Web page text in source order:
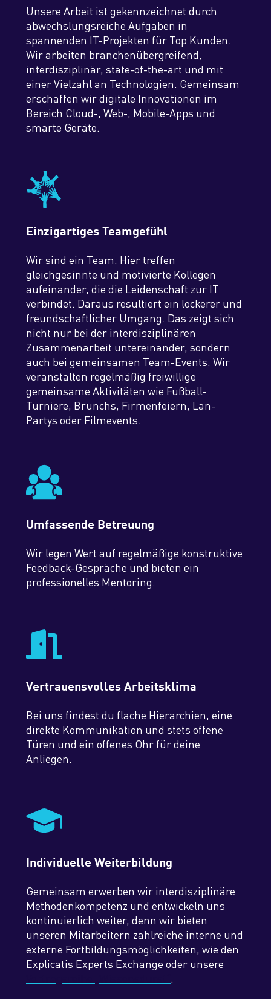
Unsere Arbeit ist gekennzeichnet durch
abwechslungsreiche Aufgaben in
spannenden IT-Projekten für Top Kunden.
Wir arbeiten branchenübergreifend,
interdisziplinär, state-of-the-art und mit
einer Vielzahl an Technologien. Gemeinsam
erschaffen wir digitale Innovationen im
Bereich Cloud-, Web-, Mobile-Apps und
smarte Geräte.
Einzigartiges Teamgefühl
Wir sind ein Team. Hier treffen
gleichgesinnte und motivierte Kollegen
aufeinander, die die Leidenschaft zur IT
verbindet. Daraus resultiert ein lockerer und
freundschaftlicher Umgang. Das zeigt sich
nicht nur bei der interdisziplinären
Zusammenarbeit untereinander, sondern
auch bei gemeinsamen Team-Events. Wir
veranstalten regelmäßig freiwillige
gemeinsame Aktivitäten wie Fußball-
Turniere, Brunchs, Firmenfeiern, Lan-
Partys oder Filmevents.
Umfassende Betreuung
Wir legen Wert auf regelmäßige konstruktive
Feedback-Gespräche und bieten ein
professionelles Mentoring.
Vertrauensvolles Arbeitsklima
Bei uns findest du flache Hierarchien, eine
direkte Kommunikation und stets offene
Türen und ein offenes Ohr für deine
Anliegen.
Individuelle Weiterbildung
Gemeinsam erwerben wir interdisziplinäre
Methodenkompetenz und entwickeln uns
kontinuierlich weiter, denn wir bieten
unseren Mitarbeitern zahlreiche interne und
externe Fortbildungsmöglichkeiten, wie den
Explicatis Experts Exchange oder unsere
.